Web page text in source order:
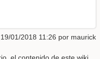
01/2018 11:26 por maurick